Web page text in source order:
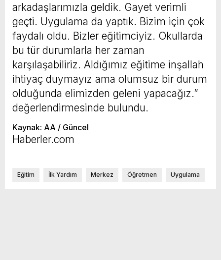
arkadaşlarımızla geldik. Gayet verimli
geçti. Uygulama da yaptık. Bizim için çok
faydalı oldu. Bizler eğitimciyiz. Okullarda
bu tür durumlarla her zaman
karşılaşabiliriz. Aldığımız eğitime inşallah
ihtiyaç duymayız ama olumsuz bir durum
olduğunda elimizden geleni yapacağız.”
değerlendirmesinde bulundu.
Kaynak: AA / Güncel
Haberler.com
Eğitim İlk Yardım Merkez Öğretmen Uygulama